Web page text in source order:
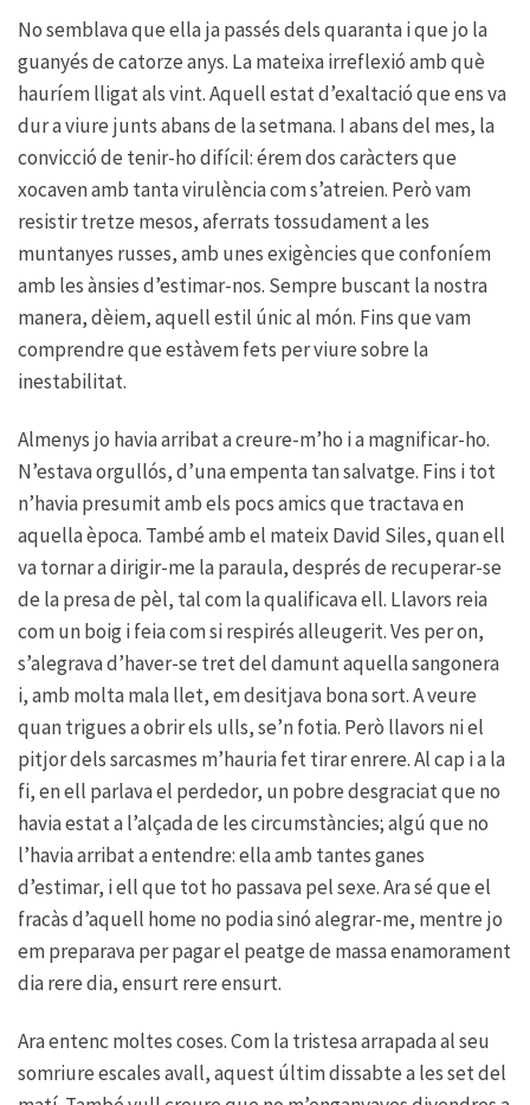
No semblava que ella ja passés dels quaranta i que jo la
guanyés de catorze anys. La mateixa irreflexió amb què
hauríem lligat als vint. Aquell estat d’exaltació que ens va
dur a viure junts abans de la setmana. I abans del mes, la
convicció de tenir-ho difícil: érem dos caràcters que
xocaven amb tanta virulència com s’atreien. Però vam
resistir tretze mesos, aferrats tossudament a les
muntanyes russes, amb unes exigències que confoníem
amb les ànsies d’estimar-nos. Sempre buscant la nostra
manera, dèiem, aquell estil únic al món. Fins que vam
comprendre que estàvem fets per viure sobre la
inestabilitat.
Almenys jo havia arribat a creure-m’ho i a magnificar-ho.
N’estava orgullós, d’una empenta tan salvatge. Fins i tot
n’havia presumit amb els pocs amics que tractava en
aquella època. També amb el mateix David Siles, quan ell
va tornar a dirigir-me la paraula, després de recuperar-se
de la presa de pèl, tal com la qualificava ell. Llavors reia
com un boig i feia com si respirés alleugerit. Ves per on,
s’alegrava d’haver-se tret del damunt aquella sangonera
i, amb molta mala llet, em desitjava bona sort. A veure
quan trigues a obrir els ulls, se’n fotia. Però llavors ni el
pitjor dels sarcasmes m’hauria fet tirar enrere. Al cap i a la
fi, en ell parlava el perdedor, un pobre desgraciat que no
havia estat a l’alçada de les circumstàncies; algú que no
l’havia arribat a entendre: ella amb tantes ganes
d’estimar, i ell que tot ho passava pel sexe. Ara sé que el
fracàs d’aquell home no podia sinó alegrar-me, mentre jo
em preparava per pagar el peatge de massa enamorament
dia rere dia, ensurt rere ensurt.
Ara entenc moltes coses. Com la tristesa arrapada al seu
somriure escales avall, aquest últim dissabte a les set del